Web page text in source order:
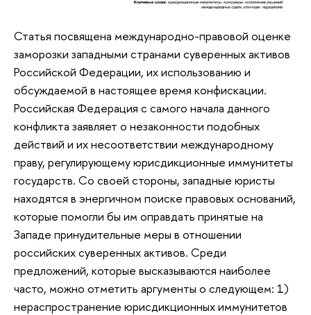
Статья посвящена международно-правовой оценке
заморозки западными странами суверенных активов
Российской Федерации, их использованию и
обсуждаемой в настоящее время конфискации.
Российская Федерация с самого начала данного
конфликта заявляет о незаконности подобных
действий и их несоответствии международному
праву, регулирующему юрисдикционные иммунитеты
государств. Со своей стороны, западные юристы
находятся в энергичном поиске правовых оснований,
которые помогли бы им оправдать принятые на
Западе принудительные меры в отношении
российских суверенных активов. Среди
предложений, которые высказываются наиболее
часто, можно отметить аргументы о следующем: 1)
нераспространение юрисдикционных иммунитетов